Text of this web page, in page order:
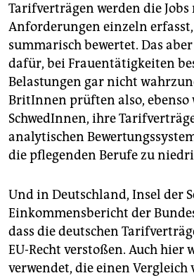
Tarifverträgen werden die
Anforderungen einzeln
summarisch bewertet. Das
dafür, bei Frauentätigkeiten
Belastungen gar nicht
BritInnen prüften also, ebenso
SchwedInnen, ihre
analytischen
die pflegenden Berufe zu
Und in Deutschland, Insel der
Einkommensbericht der
dass die deutschen
EU-Recht verstoßen. Auch hier
verwendet, die einen Vergleich